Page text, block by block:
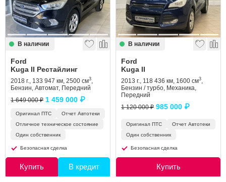
В наличии
Ford
Kuga II Рестайлинг
2018 г., 133 947 км, 2500 см3,
Бензин, Автомат, Передний
1 649 000 ₽ 1 459 000 ₽
Оригинал ПТС
Отчет Автотеки
Отличное техническое состояние
Один собственник
Безопасная сделка
Купить В кредит
В наличии
Ford
Kuga II
2013 г., 118 436 км, 1600 см3,
Бензин / турбо, Механика,
Передний
1 120 000 ₽ 985 000 ₽
Оригинал ПТС
Отчет Автотеки
Один собственник
Безопасная сделка
Купить